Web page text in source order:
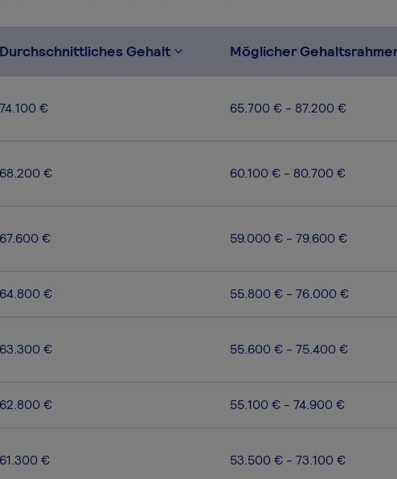
Durchschnittliches Gehalt Möglicher
74.100 € 65.700 € - 87.200 €
68.200 € 60.100 € - 80.700 €
67.600 € 59.000 € - 79.600 €
64.800 € 55.800 € - 76.000 €
63.300 € 55.600 € - 75.400 €
62.800 € 55.100 € - 74.900 €
61.300 € 53.500 € - 73.100 €